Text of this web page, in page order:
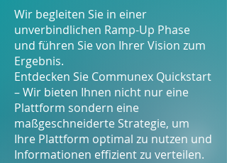
Wir begleiten Sie in einer
unverbindlichen Ramp-Up Phase
und führen Sie von Ihrer Vision zum
Ergebnis.
Entdecken Sie Communex Quickstart
– Wir bieten Ihnen nicht nur eine
Plattform sondern eine
maßgeschneiderte Strategie, um
Ihre Plattform optimal zu nutzen und
Informationen effizient zu verteilen.